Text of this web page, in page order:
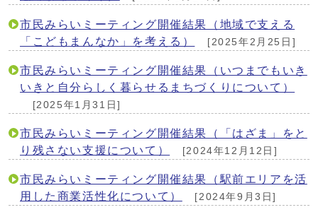
市民みらいミーティング開催結果（地域で支える
「こどもまんなか」を考える）
[2025年2月25日]
市民みらいミーティング開催結果（いつまでもいき
いきと自分らしく暮らせるまちづくりについて）
[2025年1月31日]
市民みらいミーティング開催結果（「はざま」をと
り残さない支援について）
[2024年12月12日]
市民みらいミーティング開催結果（駅前エリアを活
用した商業活性化について）
[2024年9月3日]